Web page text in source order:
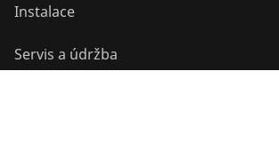
Instalace
Servis a údržba